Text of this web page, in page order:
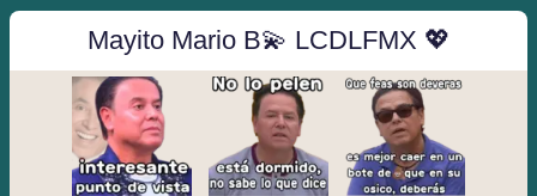
Mayito Mario B💫 LCDLFMX 💖